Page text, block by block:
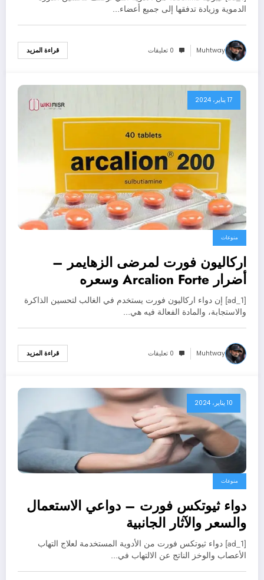
الدموية وزيادة تدفقها إلى جميع أعضاء…
Muhtway 0 تعليقات قراءة المزيد
17 يناير، 2024
منوعات
اركاليون فورت لمرضى الزهايمر –
أضرار Arcalion Forte وسعره
[ad_1] إن دواء اركاليون فورت يستخدم في الغالب لتحسين الذاكرة
والاستجابة، والمادة الفعالة فيه هي…
Muhtway 0 تعليقات قراءة المزيد
10 يناير، 2024
منوعات
دواء ثيوتكس فورت – دواعي الاستعمال
والسعر والآثار الجانبية
[ad_1] دواء ثيوتكس فورت من الأدوية المستخدمة لعلاج التهاب
الأعصاب والوخز الناتج عن الالتهاب في…